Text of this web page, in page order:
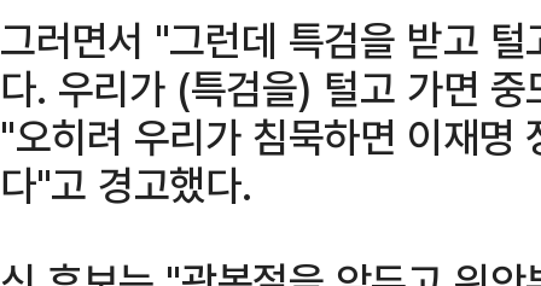
그러면서 "그런데 특검을 받고
다. 우리가 (특검을) 털고 가면
"오히려 우리가 침묵하면 이재명
다"고 경고했다.